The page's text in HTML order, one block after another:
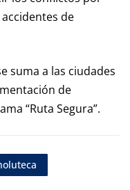
de
suma a las ciudades
de
“Ruta Segura”.